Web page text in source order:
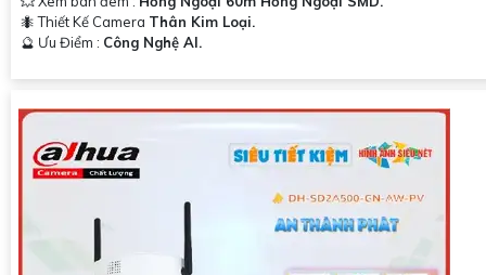
🐜 Thiết Kế Camera Thân Kim Loại.
️🔮 Ưu Điểm : Công Nghệ AI.